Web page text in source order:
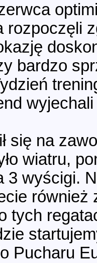
rozpoczęli
bardzo
się na
wiatru,
3 wyścigi.
tych
Pucharu